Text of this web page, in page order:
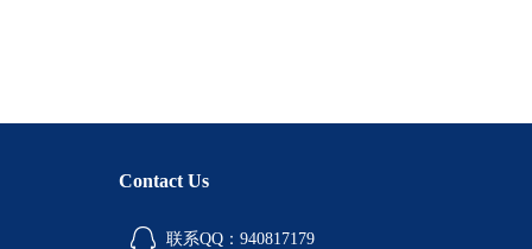
Contact Us
联系QQ：940817179